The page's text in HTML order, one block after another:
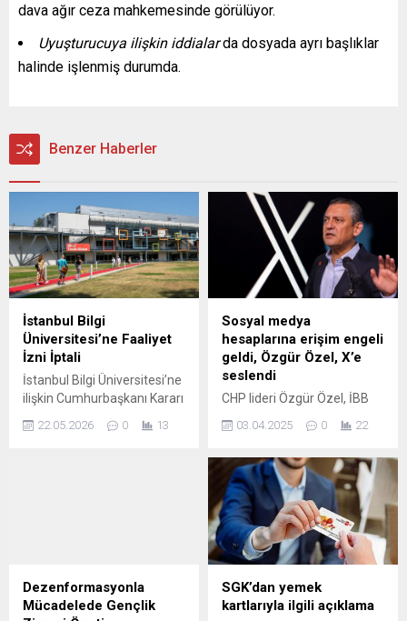
dava ağır ceza mahkemesinde görülüyor.
Uyuşturucuya ilişkin iddialarda dosyada ayrı başlıklar
halinde işlenmiş durumda.
Benzer Haberler
İstanbul Bilgi
Üniversitesi’ne Faaliyet
İzni İptali
İstanbul Bilgi Üniversitesi’ne
ilişkin Cumhurbaşkanı Kararı
Resmî Gazete’de
yayımlanarak üniversitenin
için gerekli tedbirlerin hızla
alındığını açıkladı. Kurul,
öğrenciler, akademik ve idari
22.05.2026 0 13
Sosyal medya
hesaplarına erişim engeli
geldi, Özgür Özel, X’e
seslendi
CHP lideri Özgür Özel, İBB
Başkanı Ekrem
İmamoğlu'nun gözaltına
başlayan tutuklama,
Maltepe Mitingi ve boykot
çağrısıyla devam eden
süreçte X'in sosyal medya
hesaplarına erişim engeli
getirmesine tepki
göstererek X'e seslendi.
03.04.2025 0 22
Dezenformasyonla
Mücadelede Gençlik
SGK’dan yemek
kartlarıyla ilgili açıklama